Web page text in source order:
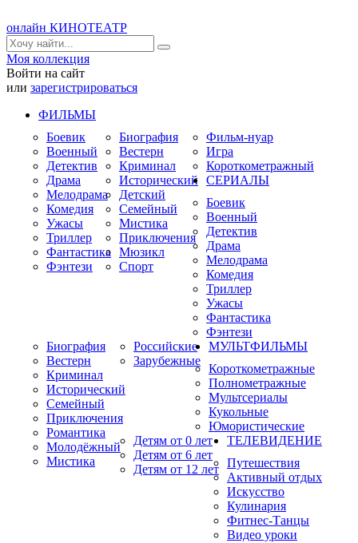
онлайн КИНОТЕАТР
Моя коллекция
Войти на сайт
или зарегистрироваться
ФИЛЬМЫ
Боевик
Военный
Детектив
Драма
Мелодрама
Комедия
Ужасы
Триллер
Фантастика
Фэнтези
Биография
Вестерн
Криминал
Исторический
Детский
Семейный
Мистика
Приключения
Мюзикл
Спорт
Фильм-нуар
Игра
Короткометражный
СЕРИАЛЫ
Боевик
Военный
Детектив
Драма
Мелодрама
Комедия
Триллер
Ужасы
Фантастика
Фэнтези
Биография
Вестерн
Криминал
Исторический
Семейный
Приключения
Романтика
Молодёжный
Мистика
Российские
Зарубежные
МУЛЬТФИЛЬМЫ
Короткометражные
Полнометражные
Мультсериалы
Кукольные
Юмористические
Детям от 0 лет
Детям от 6 лет
Детям от 12 лет
ТЕЛЕВИДЕНИЕ
Путешествия
Активный отдых
Искусство
Кулинария
Фитнес-Танцы
Видео уроки